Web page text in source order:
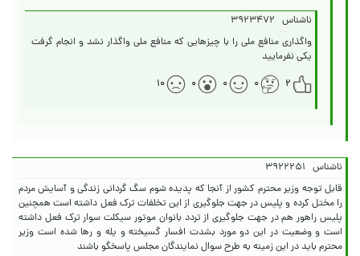
ناشناس ۳۹۲۳۴۷۲
واگذاری منافع ملی را با چیزهایی که منافع ملی واگذار نشد و انجام گرفت
یکی نفرمایید
۲
۰ ۰ ۰ ۱۰
ناشناس ۳۹۲۲۲۵۱
قابل توجه وزیر محترم کشور از آنجا که پدیده شوم سگ گردانی زندگی و آسایش مردم
را مختل کرده و پلیس در جهت جلوگیری از این تخلفات ترک فعل داشته است همچنین
پلیس راهور هم در جهت جلوگیری از تردد بانوان موتور سیکلت سوار ترک فعل داشته
است و وضعیت در این دو مورد بشدت افسار گسیخته و یله و رها شده است وزیر
محترم باید در این زمینه به طرح سوال نمایندگان مجلس پاسخگو باشند